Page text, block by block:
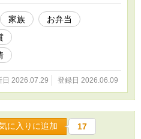
た夏生は、睦月と協力して店を
になり――
家族
お弁当
日 2026.07.29 登録日 2026.06.09
に入りに追加 17